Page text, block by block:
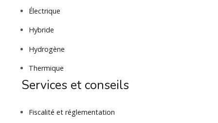
Électrique
Hybride
Hydrogène
Thermique
Services et conseils
Fiscalité et réglementation